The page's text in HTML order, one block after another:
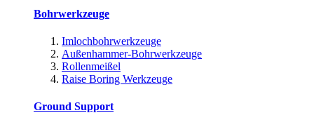
Bohrwerkzeuge
Imlochbohrwerkzeuge
Außenhammer-Bohrwerkzeuge
Rollenmeißel
Raise Boring Werkzeuge
Ground Support